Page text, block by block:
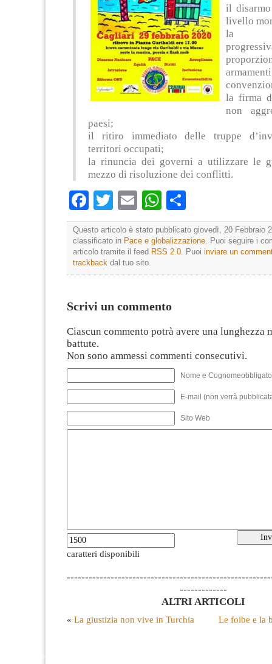
il
livello
la
armamenti
la firma
non
paesi;
il ritiro immediato delle truppe
territori occupati;
la rinuncia dei governi a utilizzare le
mezzo di risoluzione dei conflitti.
Facebook
TwitterEmailWhatsApp
Questo articolo è stato pubblicato giovedì, 20 Febbraio
classificato in Pace e globalizzazione. Puoi seguire i
articolo tramite il feed RSS 2.0. Puoi inviare un
trackback dal tuo sito.
Scrivi un commento
Ciascun commento potrà avere una lunghezza
battute.
Non sono ammessi commenti consecutivi.
Nome e
E-mail (non verrà
Sito Web
caratteri disponibili
-------------
ALTRI ARTICOLI
« La giustizia non vive in Turchia Le foibe e la